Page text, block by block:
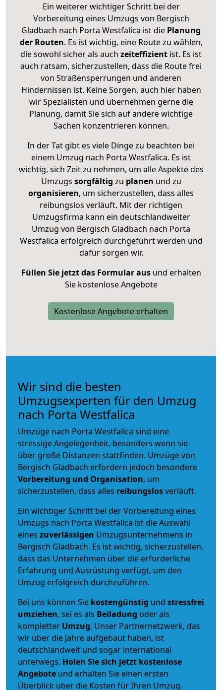
Ein weiterer wichtiger Schritt bei der
Vorbereitung eines Umzugs von Bergisch
Gladbach nach Porta Westfalica ist die Planung
der Routen. Es ist wichtig, eine Route zu wählen,
die sowohl sicher als auch zeiteffizient ist. Es ist
auch ratsam, sicherzustellen, dass die Route frei
von Straßensperrungen und anderen
Hindernissen ist. Keine Sorgen, auch hier haben
wir Spezialisten und übernehmen gerne die
Planung, damit Sie sich auf andere wichtige
Sachen konzentrieren können.
In der Tat gibt es viele Dinge zu beachten bei
einem Umzug nach Porta Westfalica. Es ist
wichtig, sich Zeit zu nehmen, um alle Aspekte des
Umzugs sorgfältig zu planen und zu
organisieren, um sicherzustellen, dass alles
reibungslos verläuft. Mit der richtigen
Umzugsfirma kann ein deutschlandweiter
Umzug von Bergisch Gladbach nach Porta
Westfalica erfolgreich durchgeführt werden und
dafür sorgen wir.
Füllen Sie jetzt das Formular ausund erhalten
Sie kostenlose Angebote
Kostenlose Angebote erhalten
Wir sind die besten
Umzugsexperten für den Umzug
nach Porta Westfalica
Umzüge nach Porta Westfalica sind eine
stressige Angelegenheit, besonders wenn sie
über große Distanzen stattfinden. Umzüge von
Bergisch Gladbach erfordern jedoch besondere
Vorbereitung und Organisation, um
sicherzustellen, dass alles reibungslosverläuft.
Ein wichtiger Schritt bei der Vorbereitung eines
Umzugs nach Porta Westfalica ist die Auswahl
eines zuverlässigen Umzugsunternehmens in
Bergisch Gladbach. Es ist wichtig, sicherzustellen,
dass das Unternehmen über die erforderliche
Erfahrung und Ausrüstung verfügt, um den
Umzug erfolgreich durchzuführen.
Bei uns können Sie kostengünstig und stressfrei
umziehen, sei es als Beiladung oder als
kompletter Umzug. Unser Partnernetzwerk, das
wir über die Jahre aufgebaut haben, ist
deutschlandweit und sogar international
unterwegs. Holen Sie sich jetzt kostenlose
Angebote und erhalten Sie einen ersten
Überblick über die Kosten für Ihren Umzug.